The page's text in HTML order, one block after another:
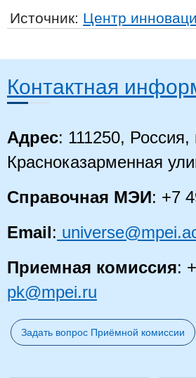
Источник: Центр
Контактная
Адрес: 111250, Россия,
Красноказарменная
Справочная МЭИ: +7
Email:
Приемная комиссия:
pk@mpei.ru
Задать вопрос Приёмной комиссии